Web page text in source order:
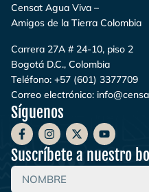
Censat Agua Viva –
Amigos de la Tierra Colombia
Carrera 27A # 24-10, piso 2
Bogotá D.C., Colombia
Teléfono: +57 (601) 3377709
Correo electrónico:
Síguenos
Suscríbete a nuestro